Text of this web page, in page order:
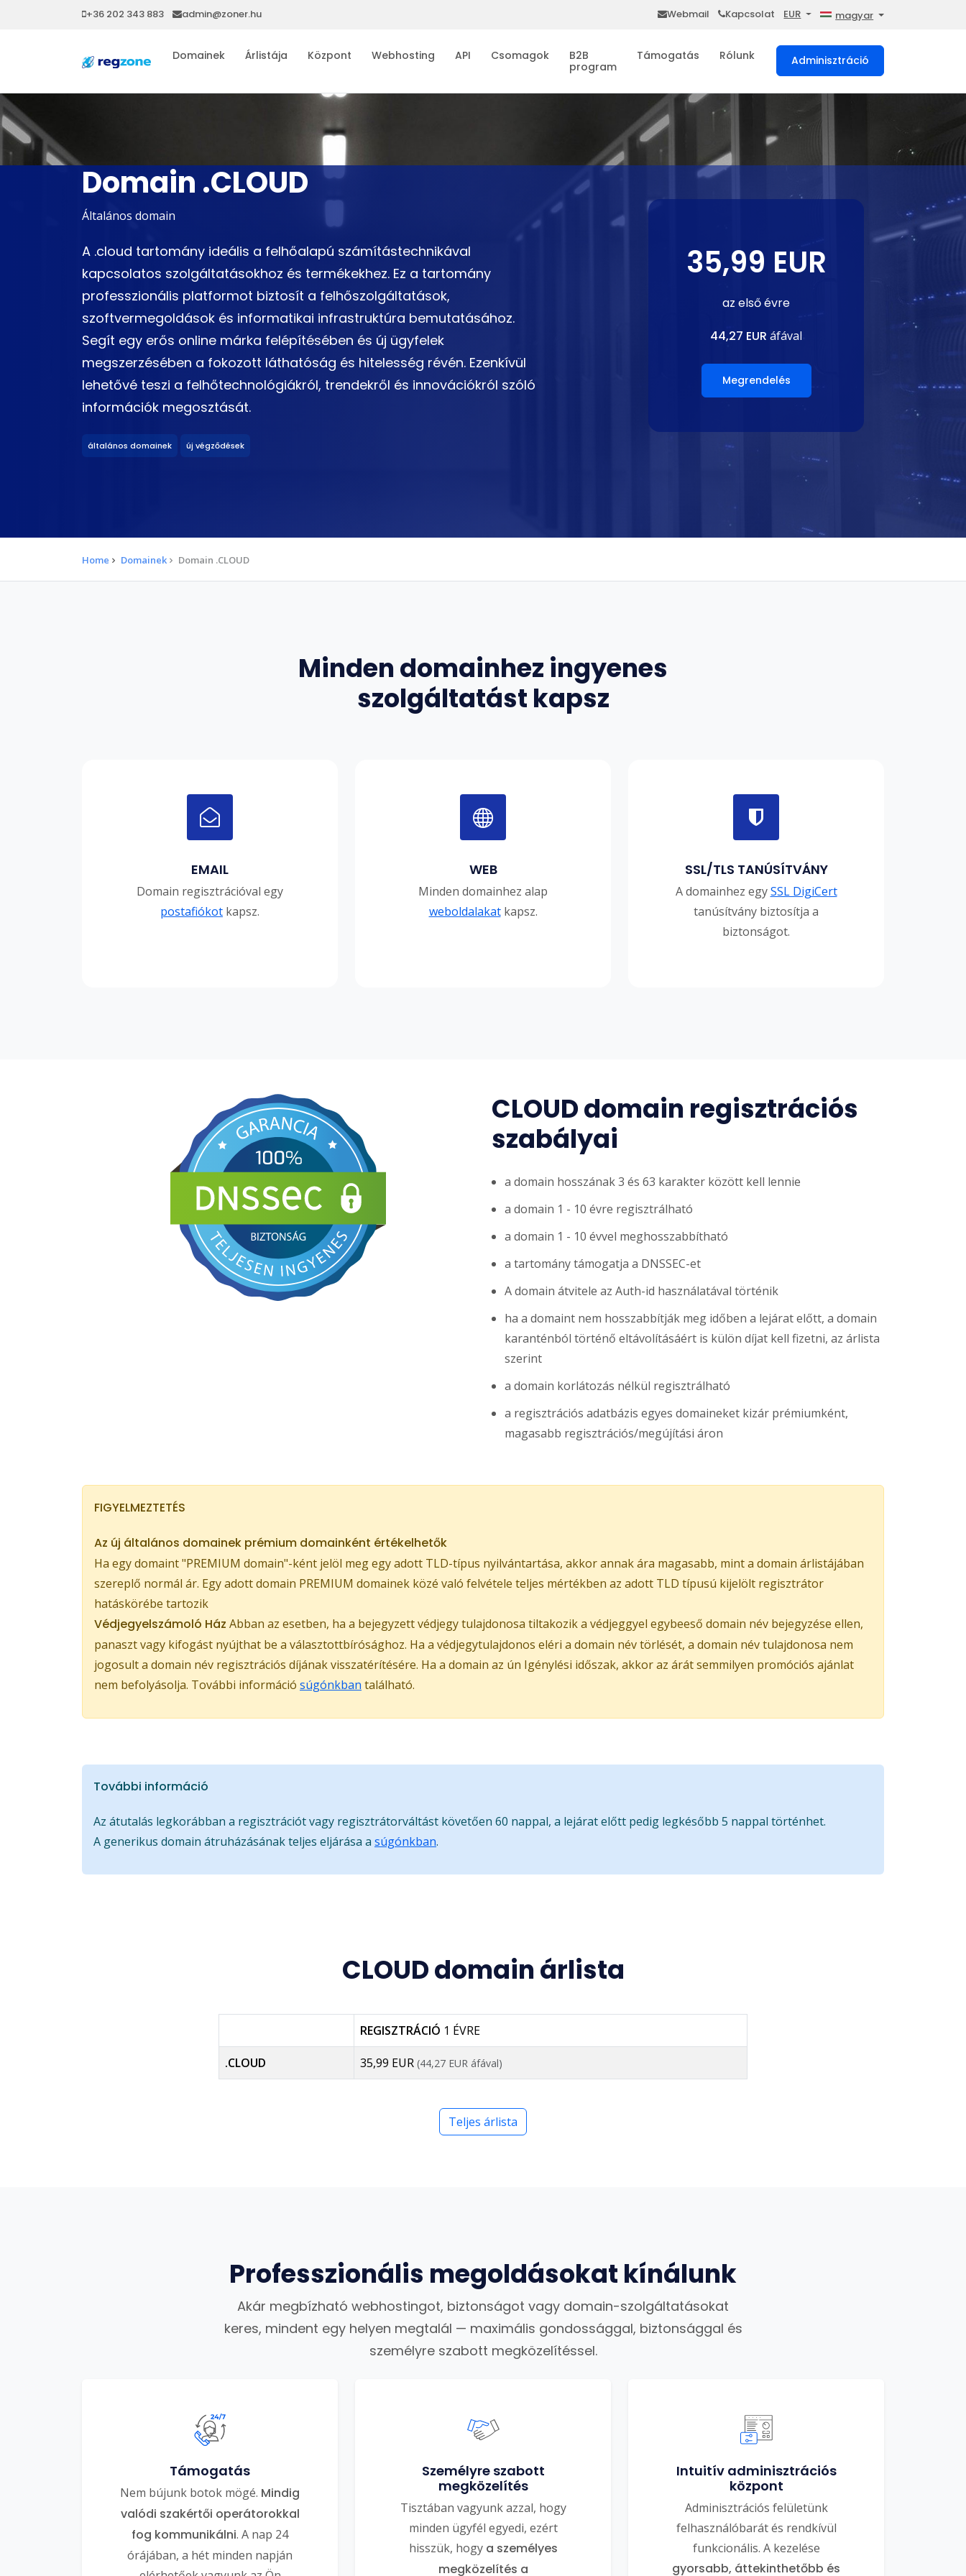
+36 202 343 883 admin@zoner.hu Webmail Kapcsolat EUR magyar
Domainek Árlistája Központ Webhosting API Csomagok
B2B
program
Támogatás Rólunk Adminisztráció
Domain .CLOUD
Általános domain
A .cloud tartomány ideális a felhőalapú számítástechnikával
kapcsolatos szolgáltatásokhoz és termékekhez. Ez a tartomány
professzionális platformot biztosít a felhőszolgáltatások,
szoftvermegoldások és informatikai infrastruktúra bemutatásához.
Segít egy erős online márka felépítésében és új ügyfelek
megszerzésében a fokozott láthatóság és hitelesség révén. Ezenkívül
lehetővé teszi a felhőtechnológiákról, trendekről és innovációkról szóló
információk megosztását.
általános domainek új végződések
35,99 EUR
az első évre
44,27 EUR áfával
Megrendelés
Home Domainek Domain .CLOUD
Minden domainhez ingyenes
szolgáltatást kapsz
EMAIL
Domain regisztrációval egy
postafiókot kapsz.
WEB
Minden domainhez alap
weboldalakatkapsz.
SSL/TLS TANÚSÍTVÁNY
A domainhez egySSL DigiCert
tanúsítvány biztosítja a
biztonságot.
CLOUD domain regisztrációs
szabályai
a domain hosszának 3 és 63 karakter között kell lennie
a domain 1 - 10 évre regisztrálható
a domain 1 - 10 évvel meghosszabbítható
a tartomány támogatja a DNSSEC-et
A domain átvitele az Auth-id használatával történik
ha a domaint nem hosszabbítják meg időben a lejárat előtt, a domain
karanténból történő eltávolításáért is külön díjat kell fizetni, az árlista
szerint
a domain korlátozás nélkül regisztrálható
a regisztrációs adatbázis egyes domaineket kizár prémiumként,
magasabb regisztrációs/megújítási áron
FIGYELMEZTETÉS
Az új általános domainek prémium domainként értékelhetők
Ha egy domaint "PREMIUM domain"-ként jelöl meg egy adott TLD-típus nyilvántartása, akkor annak ára magasabb, mint a domain árlistájában
szereplő normál ár. Egy adott domain PREMIUM domainek közé való felvétele teljes mértékben az adott TLD típusú kijelölt regisztrátor
hatáskörébe tartozik
Védjegyelszámoló Ház Abban az esetben, ha a bejegyzett védjegy tulajdonosa tiltakozik a védjeggyel egybeeső domain név bejegyzése ellen,
panaszt vagy kifogást nyújthat be a választottbírósághoz. Ha a védjegytulajdonos eléri a domain név törlését, a domain név tulajdonosa nem
jogosult a domain név regisztrációs díjának visszatérítésére. Ha a domain az ún Igénylési időszak, akkor az árát semmilyen promóciós ajánlat
nem befolyásolja. További információ súgónkban található.
További információ
Az átutalás legkorábban a regisztrációt vagy regisztrátorváltást követően 60 nappal, a lejárat előtt pedig legkésőbb 5 nappal történhet.
A generikus domain átruházásának teljes eljárása a súgónkban.
CLOUD domain árlista
REGISZTRÁCIÓ 1 ÉVRE
.CLOUD 35,99 EUR (44,27 EUR áfával)
Teljes árlista
Professzionális megoldásokat kínálunk
Akár megbízható webhostingot, biztonságot vagy domain-szolgáltatásokat
keres, mindent egy helyen megtalál — maximális gondossággal, biztonsággal és
személyre szabott megközelítéssel.
Támogatás
Nem bújunk botok mögé. Mindig
valódi szakértői operátorokkal
fog kommunikálni. A nap 24
órájában, a hét minden napján
Személyre szabott
megközelítés
Tisztában vagyunk azzal, hogy
minden ügyfél egyedi, ezért
hisszük, hogy a személyes
megközelítés a
Intuitív adminisztrációs
központ
Adminisztrációs felületünk
felhasználóbarát és rendkívül
funkcionális. A kezelése
gyorsabb, áttekinthetőbb és